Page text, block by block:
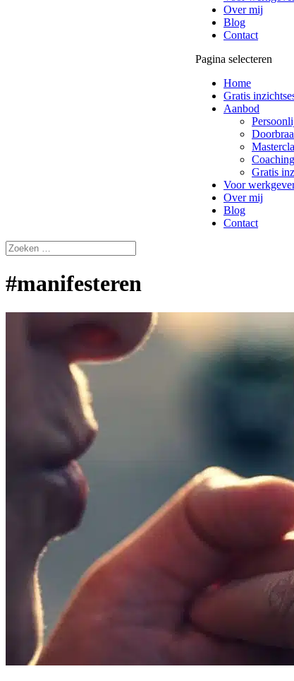
Over mij
Blog
Contact
Pagina selecteren
Home
Gratis
Aanbod
Gratis
Voor
Over mij
Blog
Contact
#manifesteren